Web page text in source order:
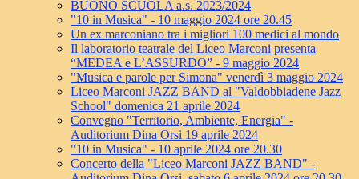
BUONO SCUOLA a.s. 2023/2024
"10 in Musica" - 10 maggio 2024 ore 20.45
Un ex marconiano tra i migliori 100 medici al mondo
Il laboratorio teatrale del Liceo Marconi presenta
“MEDEA e L’ASSURDO” - 9 maggio 2024
"Musica e parole per Simona" venerdì 3 maggio 2024
Liceo Marconi JAZZ BAND al "Valdobbiadene Jazz
School" domenica 21 aprile 2024
Convegno "Territorio, Ambiente, Energia" -
Auditorium Dina Orsi 19 aprile 2024
"10 in Musica" - 10 aprile 2024 ore 20.30
Concerto della "Liceo Marconi JAZZ BAND" -